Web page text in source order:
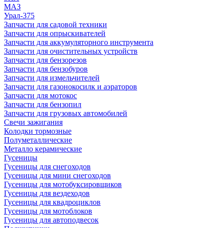
МАЗ
Урал-375
Запчасти для садовой техники
Запчасти для опрыскивателей
Запчасти для аккумуляторного инструмента
Запчасти для очистительных устройств
Запчасти для бензорезов
Запчасти для бензобуров
Запчасти для измельчителей
Запчасти для газонокосилк и аэраторов
Запчасти для мотокос
Запчасти для бензопил
Запчасти для грузовых автомобилей
Свечи зажигания
Колодки тормозные
Полуметаллические
Металло керамические
Гусеницы
Гусеницы для снегоходов
Гусеницы для мини снегоходов
Гусеницы для мотобуксировщиков
Гусеницы для вездеходов
Гусеницы для квадроциклов
Гусеницы для мотоблоков
Гусеницы для автоподвесок